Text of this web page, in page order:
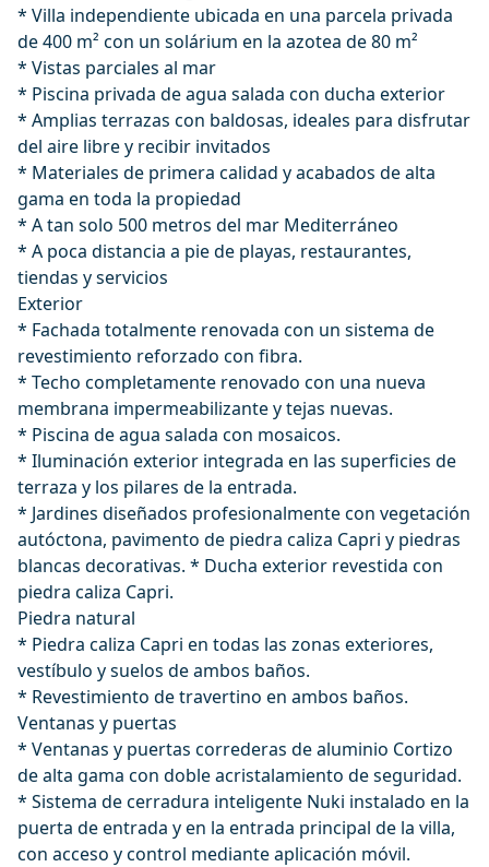
* Villa independiente ubicada en una parcela privada
de 400 m² con un solárium en la azotea de 80 m²
* Vistas parciales al mar
* Piscina privada de agua salada con ducha exterior
* Amplias terrazas con baldosas, ideales para disfrutar
del aire libre y recibir invitados
* Materiales de primera calidad y acabados de alta
gama en toda la propiedad
* A tan solo 500 metros del mar Mediterráneo
* A poca distancia a pie de playas, restaurantes,
tiendas y servicios
Exterior
* Fachada totalmente renovada con un sistema de
revestimiento reforzado con fibra.
* Techo completamente renovado con una nueva
membrana impermeabilizante y tejas nuevas.
* Piscina de agua salada con mosaicos.
* Iluminación exterior integrada en las superficies de
terraza y los pilares de la entrada.
* Jardines diseñados profesionalmente con vegetación
autóctona, pavimento de piedra caliza Capri y piedras
blancas decorativas. * Ducha exterior revestida con
piedra caliza Capri.
Piedra natural
* Piedra caliza Capri en todas las zonas exteriores,
vestíbulo y suelos de ambos baños.
* Revestimiento de travertino en ambos baños.
Ventanas y puertas
* Ventanas y puertas correderas de aluminio Cortizo
de alta gama con doble acristalamiento de seguridad.
* Sistema de cerradura inteligente Nuki instalado en la
puerta de entrada y en la entrada principal de la villa,
con acceso y control mediante aplicación móvil.